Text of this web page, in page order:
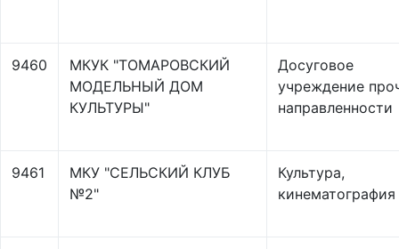
9460
МКУК "ТОМАРОВСКИЙ
МОДЕЛЬНЫЙ ДОМ
КУЛЬТУРЫ"
Досуговое
учреждение
направленности
9461
МКУ "СЕЛЬСКИЙ КЛУБ
№2"
Культура,
кинематография